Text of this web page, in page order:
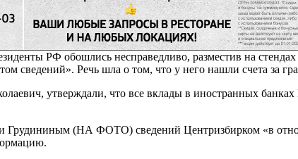
РФ обошлись несправедливо, разместив на
сведений». Речь шла о том, что у него нашли счета за
утверждали, что все вклады в иностранных
Грудининым (НА ФОТО) сведений Центризбирком «в